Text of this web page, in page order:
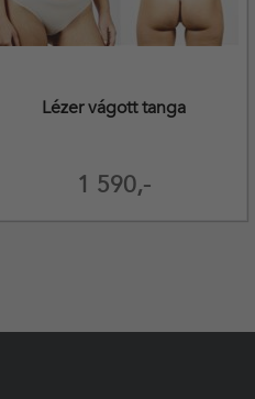
1 590,-
Lézer vágott tanga